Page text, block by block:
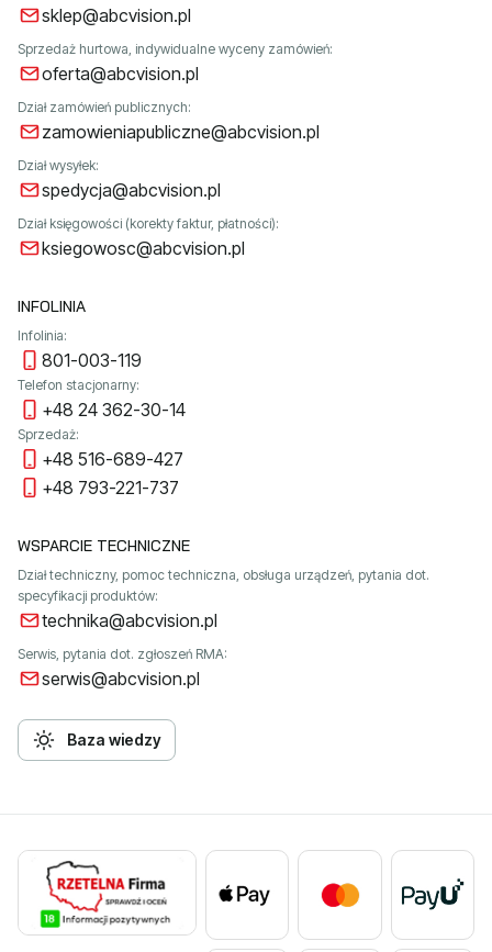
sklep@abcvision.pl
Sprzedaż hurtowa, indywidualne wyceny zamówień:
oferta@abcvision.pl
Dział zamówień publicznych:
zamowieniapubliczne@abcvision.pl
Dział wysyłek:
spedycja@abcvision.pl
Dział księgowości (korekty faktur, płatności):
ksiegowosc@abcvision.pl
INFOLINIA
Infolinia:
801-003-119
Telefon stacjonarny:
+48 24 362-30-14
Sprzedaż:
+48 516-689-427
+48 793-221-737
WSPARCIE TECHNICZNE
Dział techniczny, pomoc techniczna, obsługa urządzeń, pytania dot.
specyfikacji produktów:
technika@abcvision.pl
Serwis, pytania dot. zgłoszeń RMA:
serwis@abcvision.pl
Baza wiedzy